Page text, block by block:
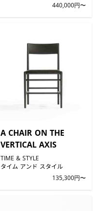
440,000円〜
A CHAIR ON THE
VERTICAL AXIS
TIME & STYLE
タイム アンド スタイル
135,300円〜